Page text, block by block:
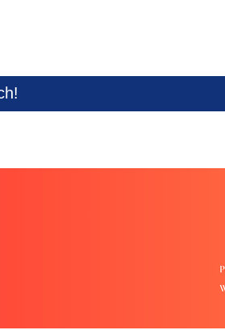
farmaceutą lub osobą